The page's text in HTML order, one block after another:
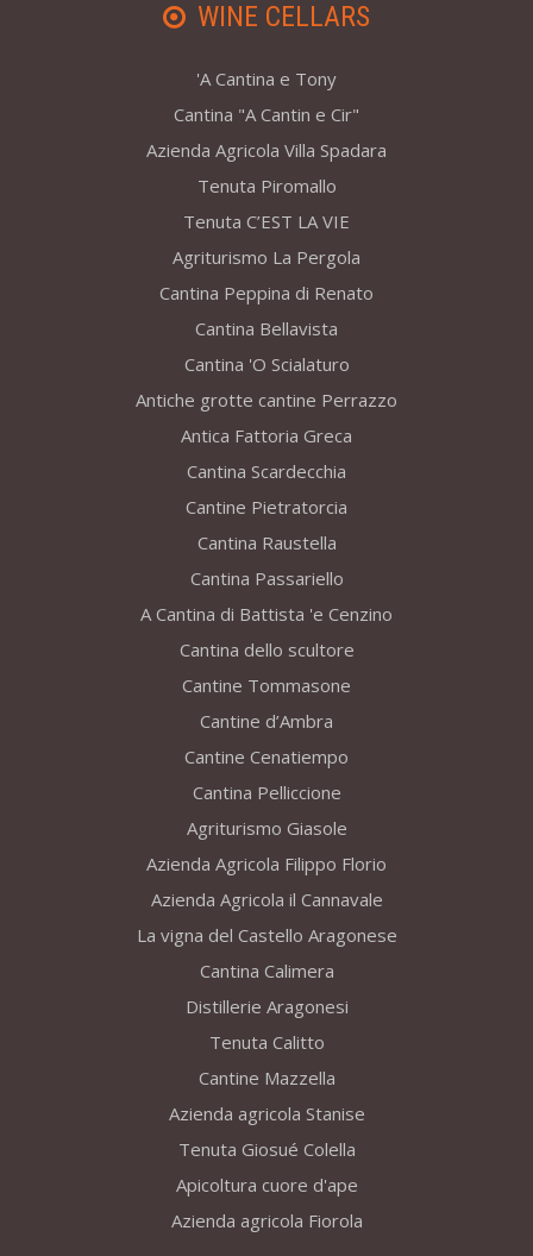
WINE CELLARS
'A Cantina e Tony
Cantina "A Cantin e Cir"
Azienda Agricola Villa Spadara
Tenuta Piromallo
Tenuta C’EST LA VIE
Agriturismo La Pergola
Cantina Peppina di Renato
Cantina Bellavista
Cantina 'O Scialaturo
Antiche grotte cantine Perrazzo
Antica Fattoria Greca
Cantina Scardecchia
Cantine Pietratorcia
Cantina Raustella
Cantina Passariello
A Cantina di Battista 'e Cenzino
Cantina dello scultore
Cantine Tommasone
Cantine d’Ambra
Cantine Cenatiempo
Cantina Pelliccione
Agriturismo Giasole
Azienda Agricola Filippo Florio
Azienda Agricola il Cannavale
La vigna del Castello Aragonese
Cantina Calimera
Distillerie Aragonesi
Tenuta Calitto
Cantine Mazzella
Azienda agricola Stanise
Tenuta Giosué Colella
Apicoltura cuore d'ape
Azienda agricola Fiorola